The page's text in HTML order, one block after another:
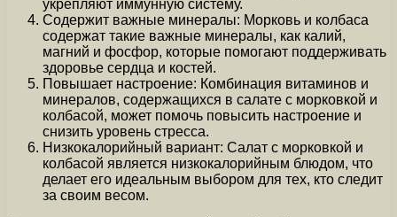
укрепляют иммунную систему.
Содержит важные минералы: Морковь и колбаса
содержат такие важные минералы, как калий,
магний и фосфор, которые помогают поддерживать
здоровье сердца и костей.
Повышает настроение: Комбинация витаминов и
минералов, содержащихся в салате с морковкой и
колбасой, может помочь повысить настроение и
снизить уровень стресса.
Низкокалорийный вариант: Салат с морковкой и
колбасой является низкокалорийным блюдом, что
делает его идеальным выбором для тех, кто следит
за своим весом.